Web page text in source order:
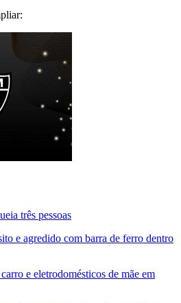
três pessoas
e agredido com barra de ferro dentro
e eletrodomésticos de mãe em